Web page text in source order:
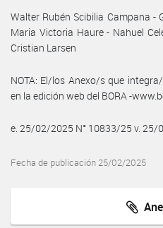
Walter Rubén Scibilia Campana -
Maria Victoria Haure - Nahuel
Cristian Larsen
NOTA: El/los Anexo/s que
en la edición web del BORA -
e. 25/02/2025 N° 10833/25 v. 25/
Fecha de publicación 25/02/2025